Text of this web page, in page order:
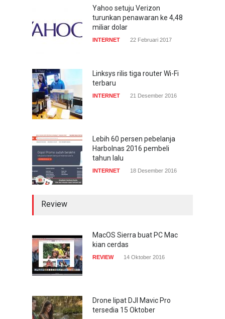
pandangan mata
TECH SPEC 8 Januari 2017
gencar
COMPUTING & SOFTWARE
Yahoo setuju Verizon
turunkan penawaran ke 4,48
miliar dolar
INTERNET 22 Februari 2017
Linksys rilis tiga router Wi-Fi
terbaru
INTERNET 21 Desember 2016
Lebih 60 persen pebelanja
Harbolnas 2016 pembeli
tahun lalu
INTERNET 18 Desember 2016
Review
MacOS Sierra buat PC Mac
kian cerdas
REVIEW 14 Oktober 2016
Drone lipat DJI Mavic Pro
tersedia 15 Oktober